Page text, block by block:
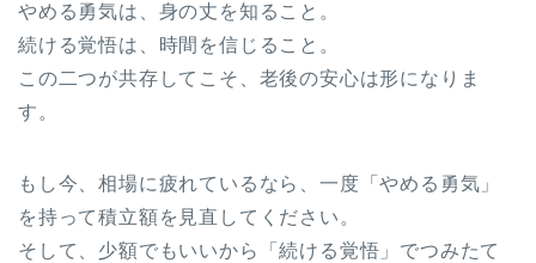
やめる勇気は、身の丈を知ること。
続ける覚悟は、時間を信じること。
この二つが共存してこそ、老後の安心は形になりま
す。
もし今、相場に疲れているなら、一度「やめる勇気」
を持って積立額を見直してください。
そして、少額でもいいから「続ける覚悟」でつみたて